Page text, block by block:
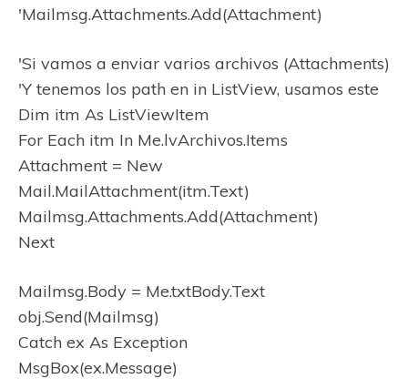
'Mailmsg.Attachments.Add(Attachment)
'Si vamos a enviar varios archivos (Attachments)
'Y tenemos los path en in ListView, usamos este
Dim itm As ListViewItem
For Each itm In Me.lvArchivos.Items
Attachment = New
Mail.MailAttachment(itm.Text)
Mailmsg.Attachments.Add(Attachment)
Next
Mailmsg.Body = Me.txtBody.Text
obj.Send(Mailmsg)
Catch ex As Exception
MsgBox(ex.Message)